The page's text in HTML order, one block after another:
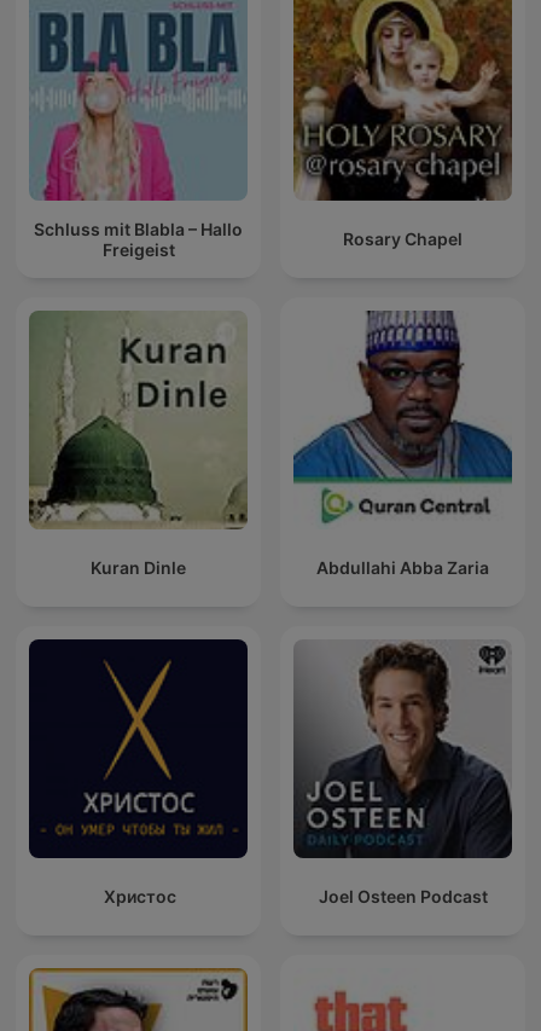
Schluss mit Blabla – Hallo
Freigeist
Rosary Chapel
Kuran Dinle Abdullahi Abba Zaria
Христос Joel Osteen Podcast